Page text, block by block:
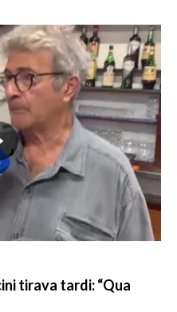
tirava tardi: “Qua